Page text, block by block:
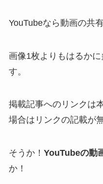
YouTubeなら動画の共
画像1枚よりもはるか
す。
掲載記事へのリンクは
場合はリンクの記載が
そうか！ YouTubeの動
か！